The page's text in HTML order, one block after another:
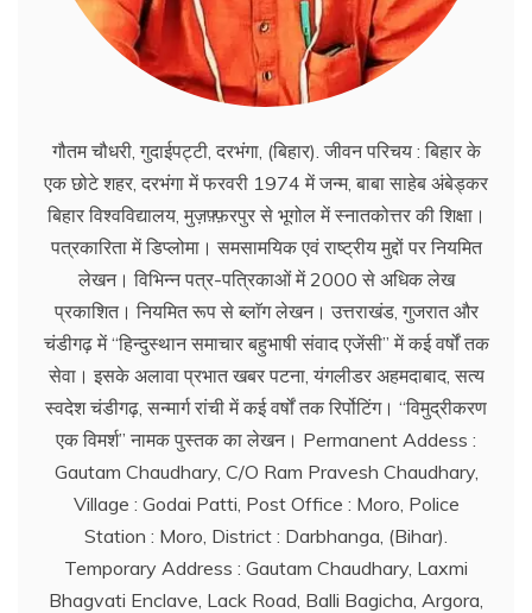
गौतम चौधरी, गुदाईपट्टी, दरभंगा, (बिहार). जीवन परिचय : बिहार के
एक छोटे शहर, दरभंगा में फरवरी 1974 में जन्म, बाबा साहेब अंबेड्कर
बिहार विश्वविद्यालय, मुज़फ़्फ़रपुर से भूगोल में स्नातकोत्तर की शिक्षा।
पत्रकारिता में डिप्लोमा। समसामयिक एवं राष्ट्रीय मुद्दों पर नियमित
लेखन। विभिन्न पत्र-पत्रिकाओं में 2000 से अधिक लेख
प्रकाशित। नियमित रूप से ब्लाॅग लेखन। उत्तराखंड, गुजरात और
चंडीगढ़ में ‘‘हिन्दुस्थान समाचार बहुभाषी संवाद एजेंसी’’ में कई वर्षों तक
सेवा। इसके अलावा प्रभात खबर पटना, यंगलीडर अहमदाबाद, सत्य
स्वदेश चंडीगढ़, सन्मार्ग रांची में कई वर्षों तक रिर्पोटिंग। ‘‘विमुद्रीकरण
एक विमर्श’’ नामक पुस्तक का लेखन। Permanent Addess :
Gautam Chaudhary, C/O Ram Pravesh Chaudhary,
Village : Godai Patti, Post Office : Moro, Police
Station : Moro, District : Darbhanga, (Bihar).
Temporary Address : Gautam Chaudhary, Laxmi
Bhagvati Enclave, Lack Road, Balli Bagicha, Argora,